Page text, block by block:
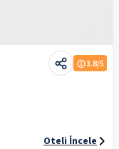
3.8/5
Oteli İncele